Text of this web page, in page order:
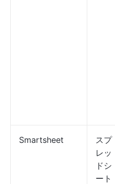
Smartsheet
スプ
レッ
ドシ
ート